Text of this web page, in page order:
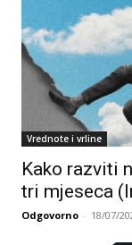
Vrednote i vrline
Kako razviti
tri mjeseca
Odgovorno - 18/07/